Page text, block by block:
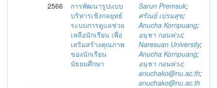
2566
การพัฒนารูปแบบ
บริหารเชิงกลยุทธ์
ระบบการดูแลช่วย
เหลือนักเรียน เพื่อ
เสริมสร้างคุณภาพ
ของนักเรียน
มัธยมศึกษา
Sarun Premsuk;
ศรัณย์ เปรมสุข;
Anucha Kornpuang;
อนุชา กอนพ่วง;
Naresuan University;
Anucha Kornpuang;
อนุชา กอนพ่วง;
anuchako@nu.ac.th;
anuchako@nu.ac.th